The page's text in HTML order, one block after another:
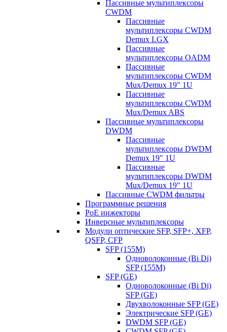
Пассивные мультиплексоры
CWDM
Пассивные
мультиплексоры CWDM
Demux LGX
Пассивные
мультиплексоры OADM
Пассивные
мультиплексоры CWDM
Mux/Demux 19" 1U
Пассивные
мультиплексоры CWDM
Mux/Demux ABS
Пассивные мультиплексоры
DWDM
Пассивные
мультиплексоры DWDM
Demux 19" 1U
Пассивные
мультиплексоры DWDM
Mux/Demux 19" 1U
Пассивные CWDM фильтры
Программные решения
PoE инжекторы
Инверсные мультиплексоры
Модули оптические SFP, SFP+, XFP,
QSFP, CFP
SFP (155M)
Одноволоконные (Bi Di)
SFP (155M)
SFP (GE)
Одноволоконные (Bi Di)
SFP (GE)
Двухволоконные SFP (GE)
Электрические SFP (GE)
DWDM SFP (GE)